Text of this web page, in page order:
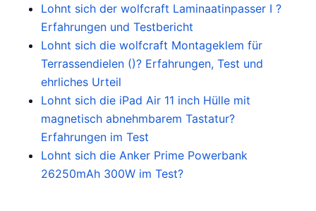
p
r
o
n
k
e
l
i
j
k
i
g
e
p
r
i
j
s
i
s
Lohnt sich der wolfcraft Laminaatinpasser I ?
Erfahrungen und Testbericht
Lohnt sich die wolfcraft Montageklem für
Terrassendielen ()? Erfahrungen, Test und
ehrliches Urteil
Lohnt sich die iPad Air 11 inch Hülle mit
magnetisch abnehmbarem Tastatur?
Erfahrungen im Test
Lohnt sich die Anker Prime Powerbank
26250mAh 300W im Test?